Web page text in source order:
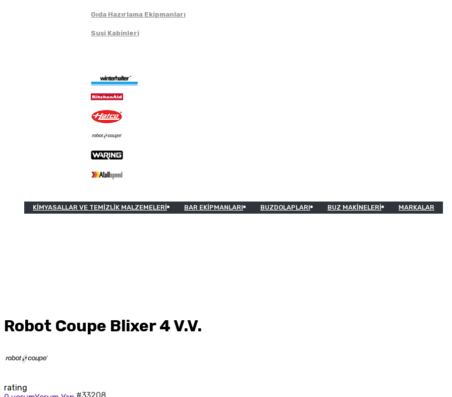
Gıda Hazırlama Ekipmanları
Suşi Kabinleri
KIMYASALLAR VE TEMIZLIK MALZEMELERI BAR EKIPMANLARI BUZDOLAPLARI BUZ MAKINELERI MARKALAR
Robot Coupe Blixer 4 V.V.
rating
#33208